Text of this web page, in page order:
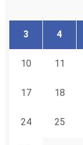
3 4
10 11
17 18
24 25